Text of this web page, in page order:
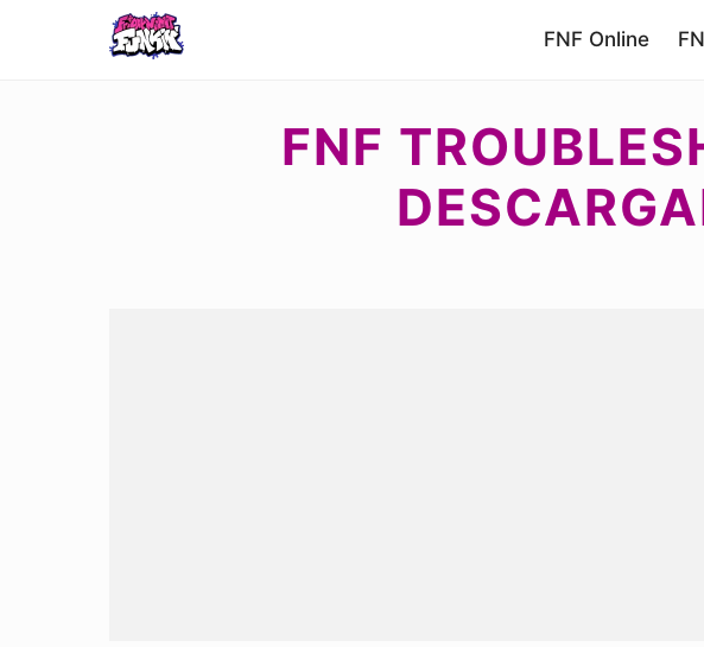
FNF Online
FNF